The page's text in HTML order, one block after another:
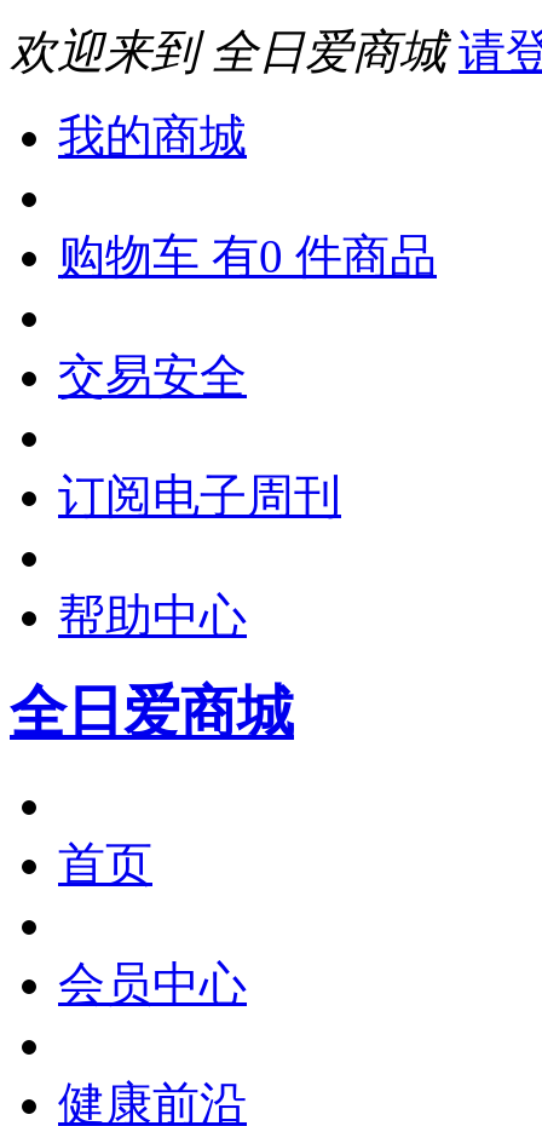
欢迎来到 全日爱商城 请
我的商城
购物车 有0 件商品
交易安全
订阅电子周刊
帮助中心
全日爱商城
首页
会员中心
健康前沿